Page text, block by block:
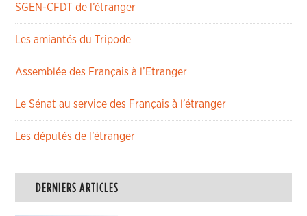
SGEN-CFDT de l’étranger
Les amiantés du Tripode
Assemblée des Français à l’Etranger
Le Sénat au service des Français à l’étranger
Les députés de l’étranger
DERNIERS ARTICLES